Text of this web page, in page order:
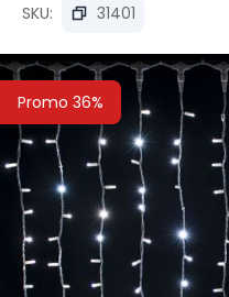
SKU: 31401
Promo 36%
Bildergalerie überspringen